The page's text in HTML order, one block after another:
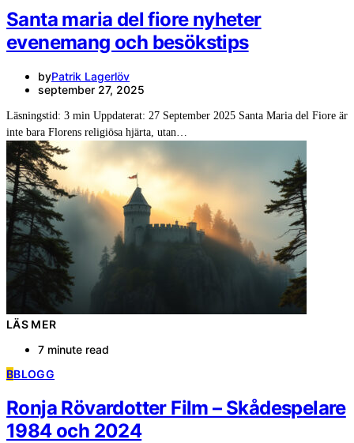
Santa maria del fiore nyheter
evenemang och besökstips
byPatrik Lagerlöv
september 27, 2025
Läsningstid: 3 min Uppdaterat: 27 September 2025 Santa Maria del Fiore är
inte bara Florens religiösa hjärta, utan…
LÄS MER
7 minute read
BBLOGG
Ronja Rövardotter Film – Skådespelare
1984 och 2024